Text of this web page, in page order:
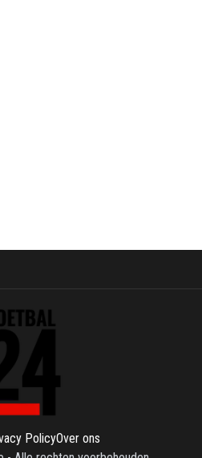
PolicyOver ons